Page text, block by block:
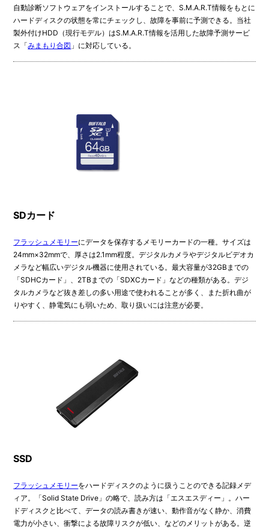
自動診断ソフトウェアをインストールすることで、S.M.A.R.T情報をもとに
ハードディスクの状態を常にチェックし、故障を事前に予測できる。当社
製外付けHDD（現行モデル）はS.M.A.R.T情報を活用した故障予測サービ
ス「みまもり合図 」に対応している。
SDカード
フラッシュメモリーにデータを保存するメモリーカードの一種。サイズは
24mm×32mmで、厚さは2.1mm程度。デジタルカメラやデジタルビデオカ
メラなど幅広いデジタル機器に使用されている。最大容量が32GBまでの
「SDHCカード」、2TBまでの「SDXCカード」などの種類がある。デジ
タルカメラなど抜き差しの多い用途で使われることが多く、また折れ曲が
りやすく、静電気にも弱いため、取り扱いには注意が必要。
SSD
フラッシュメモリーをハードディスクのように扱うことのできる記録メデ
ィア。「Solid State Drive」の略で、読み方は「エスエスディー」。ハー
ドディスクと比べて、データの読み書きが速い、動作音がなく静か、消費
電力が小さい、衝撃による故障リスクが低い、などのメリットがある。逆